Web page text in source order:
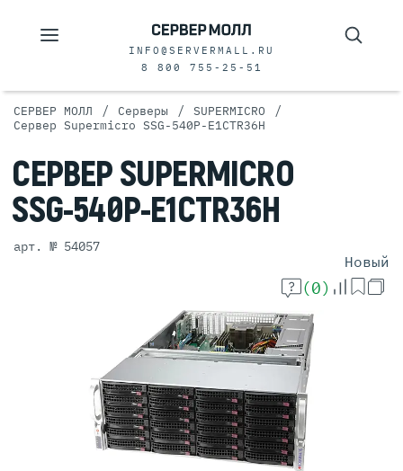
INFO@SERVERMALL.RU
8 800 755-25-51
СЕРВЕР МОЛЛ / Серверы / SUPERMICRO /
Сервер Supermicro SSG-540P-E1CTR36H
СЕРВЕРSUPERMICRO
SSG-540P-E1CTR36H
арт. № 54057
Новый
(0)